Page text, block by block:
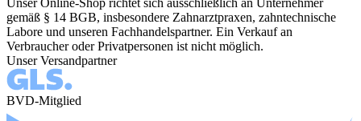
Unser Online-Shop richtet sich ausschließlich an Unternehmer
gemäß § 14 BGB, insbesondere Zahnarztpraxen, zahntechnische
Labore und unseren Fachhandelspartner. Ein Verkauf an
Verbraucher oder Privatpersonen ist nicht möglich.
Unser Versandpartner
BVD-Mitglied